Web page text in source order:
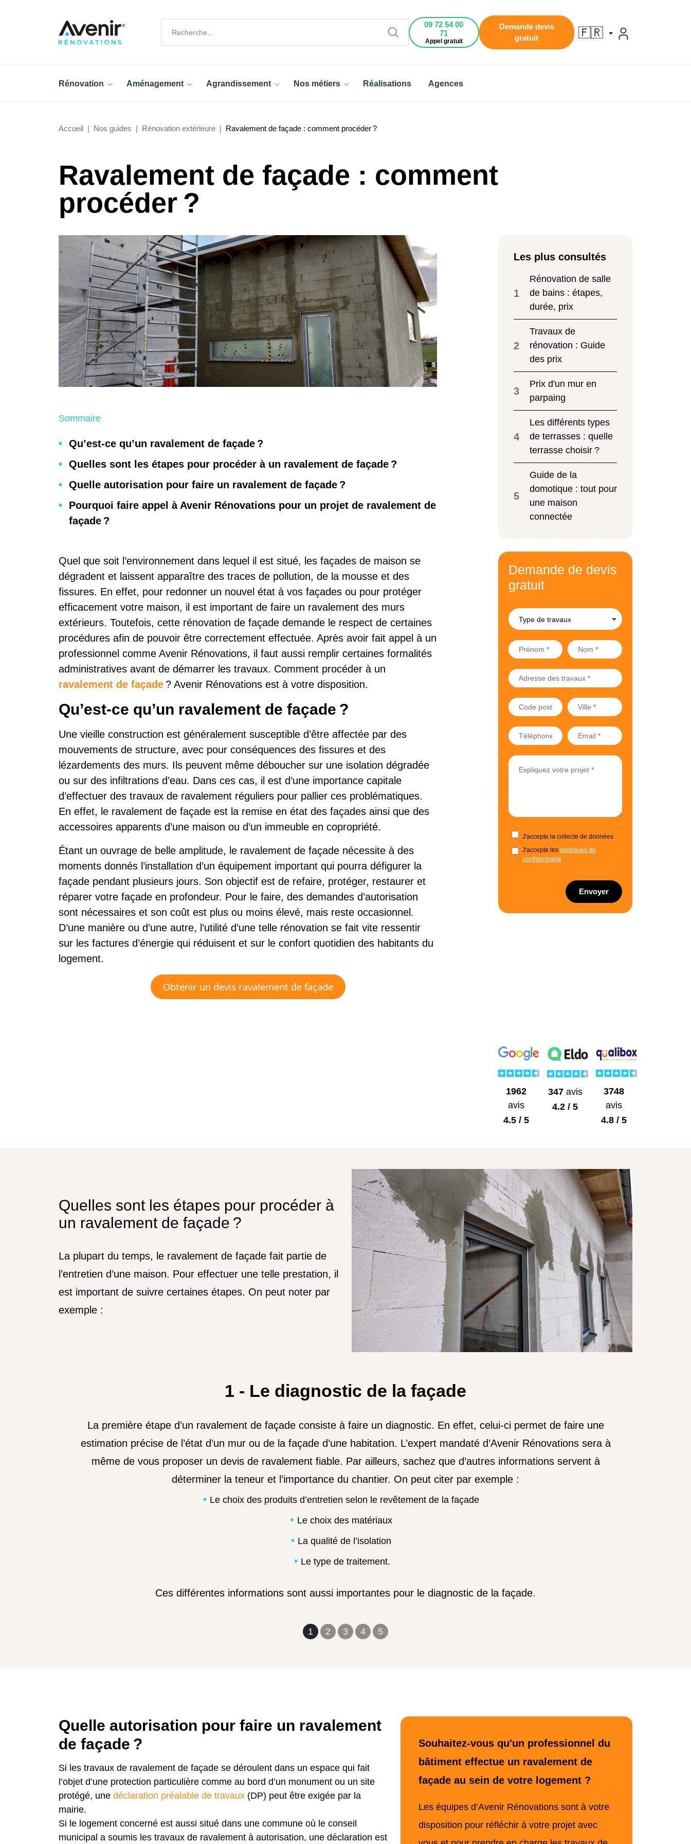
09 72 54 00
71
Appel gratuit
Demande devis
gratuit
🇫🇷
Rénovation Aménagement Agrandissement Nos métiers Réalisations Agences
Accueil Nos guides Rénovation extérieure Ravalement de façade : comment procéder ?
Ravalement de façade : comment
procéder ?
Sommaire
Qu’est-ce qu’un ravalement de façade ?
Quelles sont les étapes pour procéder à un ravalement de façade ?
Quelle autorisation pour faire un ravalement de façade ?
Pourquoi faire appel à Avenir Rénovations pour un projet de ravalement de
façade ?
Quel que soit l’environnement dans lequel il est situé, les façades de maison se
dégradent et laissent apparaître des traces de pollution, de la mousse et des
fissures. En effet, pour redonner un nouvel état à vos façades ou pour protéger
efficacement votre maison, il est important de faire un ravalement des murs
extérieurs. Toutefois, cette rénovation de façade demande le respect de certaines
procédures afin de pouvoir être correctement effectuée. Après avoir fait appel à un
professionnel comme Avenir Rénovations, il faut aussi remplir certaines formalités
administratives avant de démarrer les travaux. Comment procéder à un
ravalement de façade ? Avenir Rénovations est à votre disposition.
Qu’est-ce qu’un ravalement de façade ?
Une vieille construction est généralement susceptible d’être affectée par des
mouvements de structure, avec pour conséquences des fissures et des
lézardements des murs. Ils peuvent même déboucher sur une isolation dégradée
ou sur des infiltrations d’eau. Dans ces cas, il est d’une importance capitale
d’effectuer des travaux de ravalement réguliers pour pallier ces problématiques.
En effet, le ravalement de façade est la remise en état des façades ainsi que des
accessoires apparents d’une maison ou d’un immeuble en copropriété.
Étant un ouvrage de belle amplitude, le ravalement de façade nécessite à des
moments donnés l’installation d’un équipement important qui pourra défigurer la
façade pendant plusieurs jours. Son objectif est de refaire, protéger, restaurer et
réparer votre façade en profondeur. Pour le faire, des demandes d’autorisation
sont nécessaires et son coût est plus ou moins élevé, mais reste occasionnel.
D’une manière ou d’une autre, l’utilité d’une telle rénovation se fait vite ressentir
sur les factures d’énergie qui réduisent et sur le confort quotidien des habitants du
logement.
Obtenir un devis ravalement de façade
Les plus consultés
1
Rénovation de salle
de bains : étapes,
durée, prix
2
Travaux de
rénovation : Guide
des prix
3
Prix d'un mur en
parpaing
4
Les différents types
de terrasses : quelle
terrasse choisir ?
5
Guide de la
domotique : tout pour
une maison
connectée
Demande de devis
gratuit
Type de travaux
J'accepte la collecte de données
J'accepte les politiques de
confidentialité.
Envoyer
1962
avis
4.5 / 5
347avis
4.2 / 5
3748
avis
4.8 / 5
Quelles sont les étapes pour procéder à
un ravalement de façade ?
La plupart du temps, le ravalement de façade fait partie de
l’entretien d’une maison. Pour effectuer une telle prestation, il
est important de suivre certaines étapes. On peut noter par
exemple :
1 2 3 4 5
1 - Le diagnostic de la façade
La première étape d’un ravalement de façade consiste à faire un diagnostic. En effet, celui-ci permet de faire une
estimation précise de l’état d’un mur ou de la façade d’une habitation. L’expert mandaté d’Avenir Rénovations sera à
même de vous proposer un devis de ravalement fiable. Par ailleurs, sachez que d’autres informations servent à
déterminer la teneur et l’importance du chantier. On peut citer par exemple :
Le choix des produits d’entretien selon le revêtement de la façade
Le choix des matériaux
La qualité de l’isolation
Le type de traitement.
Ces différentes informations sont aussi importantes pour le diagnostic de la façade.
Quelle autorisation pour faire un ravalement
de façade ?
Si les travaux de ravalement de façade se déroulent dans un espace qui fait
l’objet d’une protection particulière comme au bord d’un monument ou un site
protégé, une déclaration préalable de travaux (DP) peut être exigée par la
mairie.
Si le logement concerné est aussi situé dans une commune où le conseil
municipal a soumis les travaux de ravalement à autorisation, une déclaration est
Souhaitez-vous qu'un professionnel du
bâtiment effectue un ravalement de
façade au sein de votre logement ?
Les équipes d’Avenir Rénovations sont à votre
disposition pour réfléchir à votre projet avec